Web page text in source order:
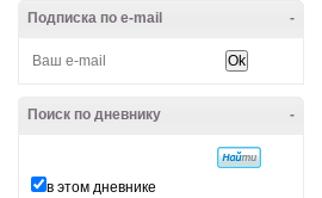
-
Подписка по e-mail
-
Поиск по дневнику
в этом дневнике